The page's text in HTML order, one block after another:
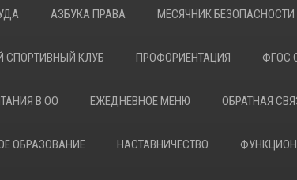
АЗБУКА ПРАВА МЕСЯЧНИК БЕЗОПАСНОСТИ
СПОРТИВНЫЙ КЛУБ ПРОФОРИЕНТАЦИЯ ФГОС
В ОО ЕЖЕДНЕВНОЕ МЕНЮ ОБРАТНАЯ
ОБРАЗОВАНИЕ НАСТАВНИЧЕСТВО